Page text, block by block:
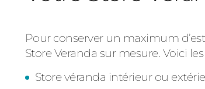
Pour conserver un maximum
Store Veranda sur mesure. Voici
Store véranda intérieur ou